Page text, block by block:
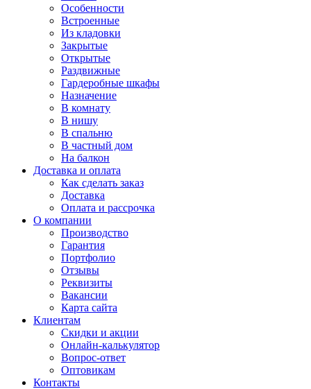
Особенности
Встроенные
Из кладовки
Закрытые
Открытые
Раздвижные
Гардеробные шкафы
Назначение
В комнату
В нишу
В спальню
В частный дом
На балкон
Доставка и оплата
Как сделать заказ
Доставка
Оплата и рассрочка
О компании
Производство
Гарантия
Портфолио
Отзывы
Реквизиты
Вакансии
Карта сайта
Клиентам
Скидки и акции
Онлайн-калькулятор
Вопрос-ответ
Оптовикам
Контакты